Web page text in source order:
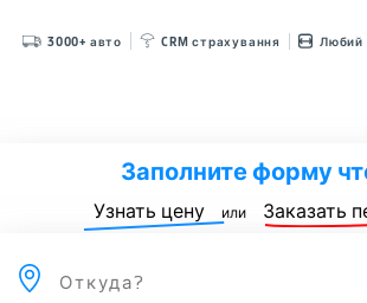
3000+ авто CRM страхування Любий
Заполните форму
Узнать цену или Заказать